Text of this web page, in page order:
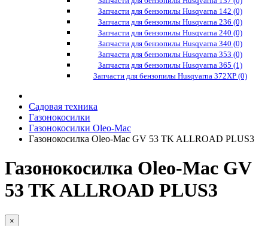
Запчасти для бензопилы Husqvarna 142 (0)
Запчасти для бензопилы Husqvarna 236 (0)
Запчасти для бензопилы Husqvarna 240 (0)
Запчасти для бензопилы Husqvarna 340 (0)
Запчасти для бензопилы Husqvarna 353 (0)
Запчасти для бензопилы Husqvarna 365 (1)
Запчасти для бензопилы Husqvarna 372XP (0)
Садовая техника
Газонокосилки
Газонокосилки Oleo-Mac
Газонокосилка Оlео-Маc GV 53 TK ALLROAD PLUS3
Газонокосилка Оlео-Маc GV
53 TK ALLROAD PLUS3
×